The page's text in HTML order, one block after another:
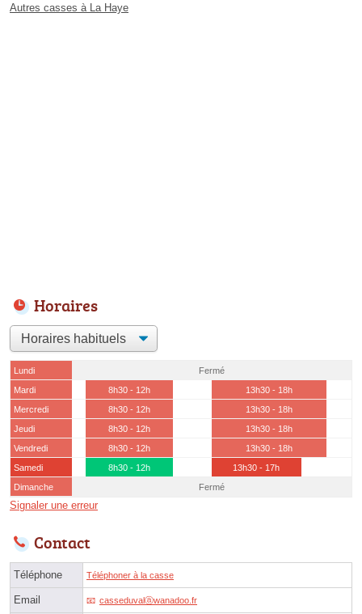
Autres casses à La Haye
Horaires
Lundi
Fermé
Mardi
8h30 - 12h
13h30 - 18h
Mercredi
8h30 - 12h
13h30 - 18h
Jeudi
8h30 - 12h
13h30 - 18h
Vendredi
8h30 - 12h
13h30 - 18h
Samedi
8h30 - 12h
13h30 - 17h
Dimanche
Fermé
Signaler une erreur
Contact
Téléphone Téléphoner à la casse
Email casseduvalⓐwanadoo.fr